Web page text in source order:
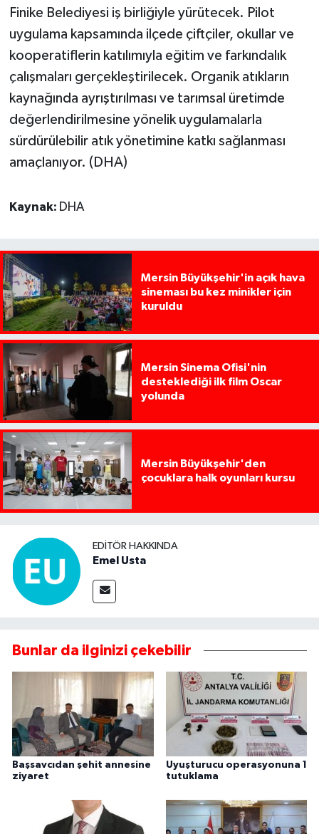
Finike Belediyesi iş birliğiyle yürütecek. Pilot
uygulama kapsamında ilçede çiftçiler, okullar ve
kooperatiflerin katılımıyla eğitim ve farkındalık
çalışmaları gerçekleştirilecek. Organik atıkların
kaynağında ayrıştırılması ve tarımsal üretimde
değerlendirilmesine yönelik uygulamalarla
sürdürülebilir atık yönetimine katkı sağlanması
amaçlanıyor. (DHA)
Kaynak: DHA
Mersin Büyükşehir'in açık hava
sineması bu kez minikler için
kuruldu
Mersin Sinema Ofisi'nin
desteklediği ilk film Oscar
yolunda
Mersin Büyükşehir'den
çocuklara halk oyunları kursu
EDITÖR HAKKINDA
Emel Usta
Bunlar da ilginizi çekebilir
Başsavcıdan şehit annesine
ziyaret
Uyuşturucu operasyonuna 1
tutuklama